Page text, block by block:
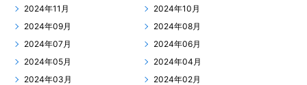
2024年11月
2024年10月
2024年09月
2024年08月
2024年07月
2024年06月
2024年05月
2024年04月
2024年03月
2024年02月